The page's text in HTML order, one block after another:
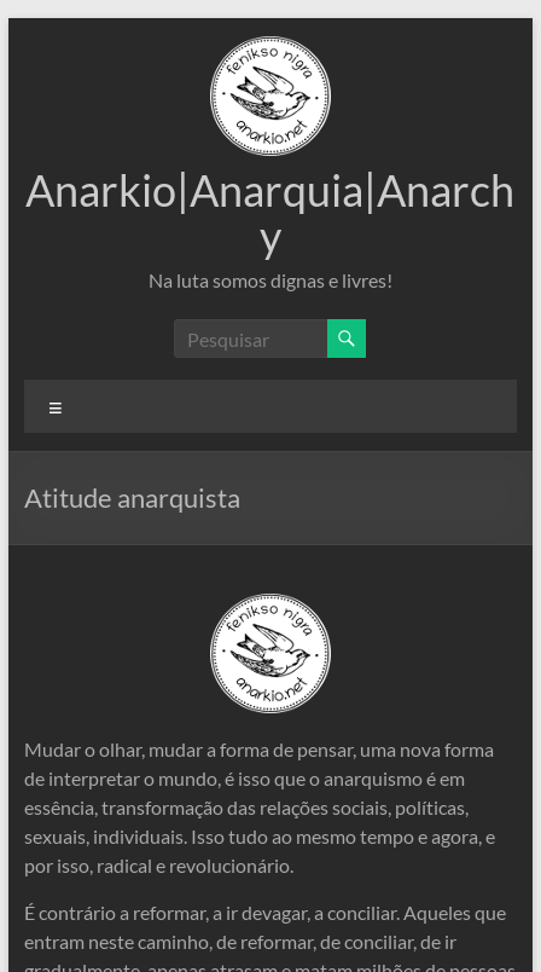
Anarkio|Anarquia|Anarch
y
Na luta somos dignas e livres!
Atitude anarquista
Mudar o olhar, mudar a forma de pensar, uma nova forma
de interpretar o mundo, é isso que o anarquismo é em
essência, transformação das relações sociais, políticas,
sexuais, individuais. Isso tudo ao mesmo tempo e agora, e
por isso, radical e revolucionário.
É contrário a reformar, a ir devagar, a conciliar. Aqueles que
entram neste caminho, de reformar, de conciliar, de ir